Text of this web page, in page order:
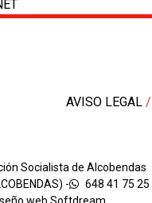
AVISO LEGAL /
Socialista de Alcobendas
-
648 41 75 25
web Softdream